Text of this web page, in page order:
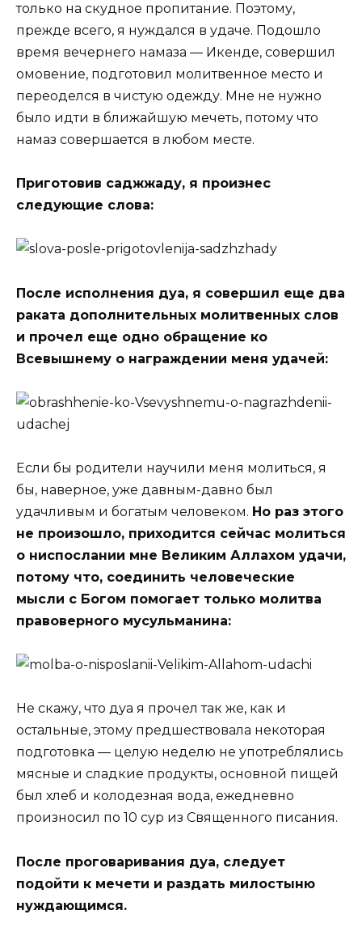
только на скудное пропитание. Поэтому,
прежде всего, я нуждался в удаче. Подошло
время вечернего намаза ― Икенде, совершил
омовение, подготовил молитвенное место и
переоделся в чистую одежду. Мне не нужно
было идти в ближайшую мечеть, потому что
намаз совершается в любом месте.
Приготовив саджжаду, я произнес
следующие слова:
После исполнения дуа, я совершил еще два
раката дополнительных молитвенных слов
и прочел еще одно обращение ко
Всевышнему о награждении меня удачей:
Если бы родители научили меня молиться, я
бы, наверное, уже давным-давно был
удачливым и богатым человеком. Но раз этого
не произошло, приходится сейчас молиться
о ниспослании мне Великим Аллахом удачи,
потому что, соединить человеческие
мысли с Богом помогает только молитва
правоверного мусульманина:
Не скажу, что дуа я прочел так же, как и
остальные, этому предшествовала некоторая
подготовка ― целую неделю не употреблялись
мясные и сладкие продукты, основной пищей
был хлеб и колодезная вода, ежедневно
произносил по 10 сур из Священного писания.
После проговаривания дуа, следует
подойти к мечети и раздать милостыню
нуждающимся.